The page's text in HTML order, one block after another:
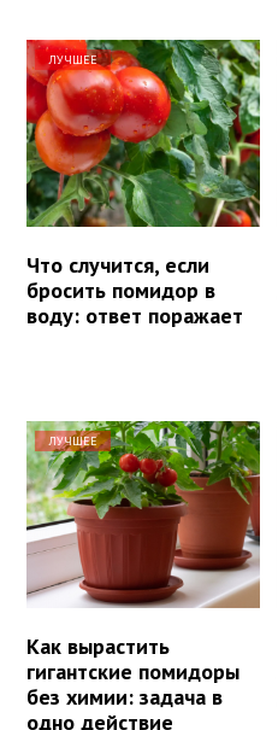
ЛУЧШЕЕ
Что случится, если
бросить помидор в
воду: ответ поражает
ЛУЧШЕЕ
Как вырастить
гигантские помидоры
без химии: задача в
одно действие